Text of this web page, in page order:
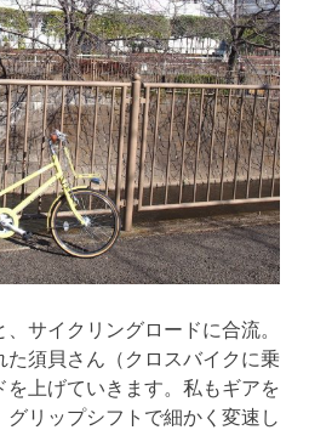
サイクリングロードに合流。
た須貝さん（クロスバイクに乗
上げていきます。私もギアを
リップシフトで細かく変速し